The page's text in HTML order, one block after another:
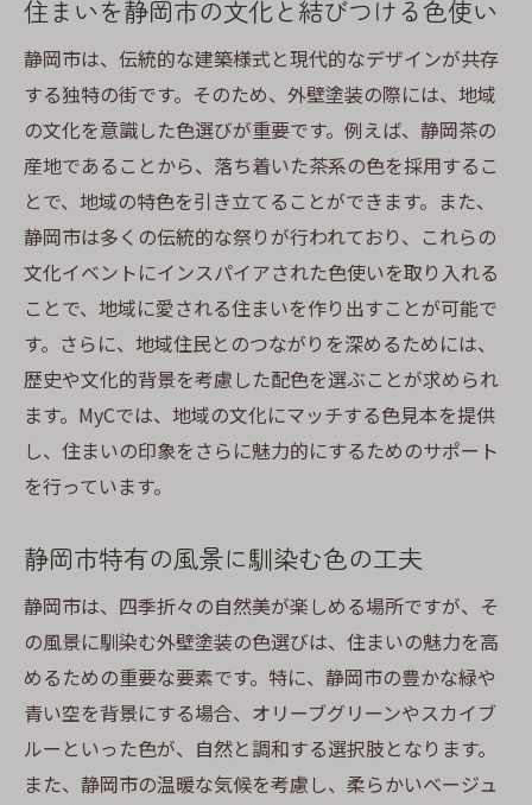
住まいを静岡市の文化と結びつける色使い
静岡市は、伝統的な建築様式と現代的なデザインが共存
する独特の街です。そのため、外壁塗装の際には、地域
の文化を意識した色選びが重要です。例えば、静岡茶の
産地であることから、落ち着いた茶系の色を採用するこ
とで、地域の特色を引き立てることができます。また、
静岡市は多くの伝統的な祭りが行われており、これらの
文化イベントにインスパイアされた色使いを取り入れる
ことで、地域に愛される住まいを作り出すことが可能で
す。さらに、地域住民とのつながりを深めるためには、
歴史や文化的背景を考慮した配色を選ぶことが求められ
ます。MyCでは、地域の文化にマッチする色見本を提供
し、住まいの印象をさらに魅力的にするためのサポート
を行っています。
静岡市特有の風景に馴染む色の工夫
静岡市は、四季折々の自然美が楽しめる場所ですが、そ
の風景に馴染む外壁塗装の色選びは、住まいの魅力を高
めるための重要な要素です。特に、静岡市の豊かな緑や
青い空を背景にする場合、オリーブグリーンやスカイブ
ルーといった色が、自然と調和する選択肢となります。
また、静岡市の温暖な気候を考慮し、柔らかいベージュ